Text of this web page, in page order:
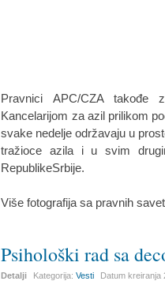
Pravnici APC/CZA takođe
Kancelarijom za azil prilikom
svake nedelje održavaju u
tražioce azila i u svim
RepublikeSrbije.
Više fotografija sa pravnih
Psihološki rad sa
Detalji Kategorija:Vesti Datum kreiranja